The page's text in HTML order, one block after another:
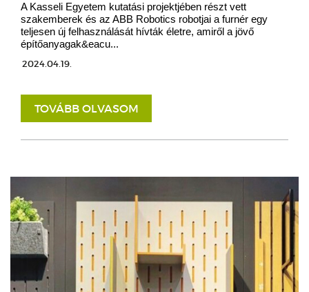
A Kasseli Egyetem kutatási projektjében részt vett
szakemberek és az ABB Robotics robotjai a furnér egy
teljesen új felhasználását hívták életre, amiről a jövő
építőanyagak&eacu...
2024.04.19.
TOVÁBB OLVASOM